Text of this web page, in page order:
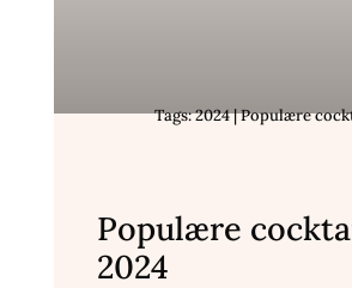
Tags: 2024 | Populære
Populære
2024